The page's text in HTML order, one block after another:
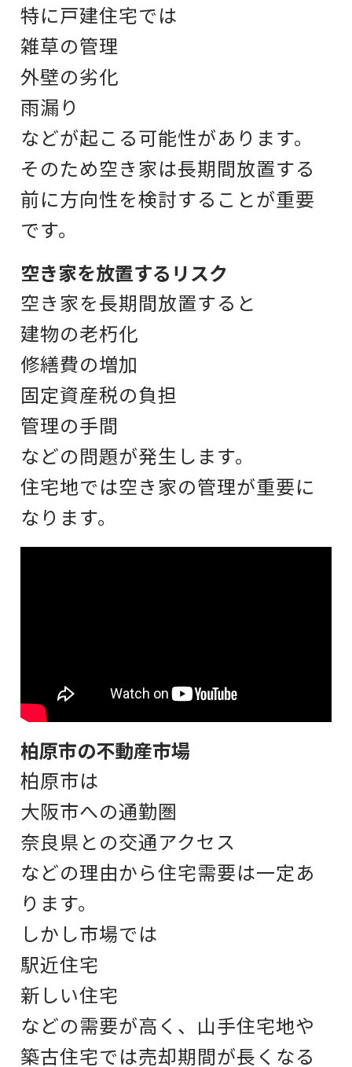
特に戸建住宅では
雑草の管理
外壁の劣化
雨漏り
などが起こる可能性があります。
そのため空き家は長期間放置する
前に方向性を検討することが重要
です。
空き家を放置するリスク
空き家を長期間放置すると
建物の老朽化
修繕費の増加
固定資産税の負担
管理の手間
などの問題が発生します。
住宅地では空き家の管理が重要に
なります。
柏原市の不動産市場
柏原市は
大阪市への通勤圏
奈良県との交通アクセス
などの理由から住宅需要は一定あ
ります。
しかし市場では
駅近住宅
新しい住宅
などの需要が高く、 山手住宅地や
築古住宅では売却期間が長くなる